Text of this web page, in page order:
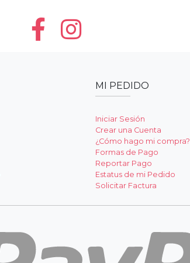
MI PEDIDO
Iniciar Sesión
Crear una Cuenta
¿Cómo hago mi compra?
Formas de Pago
Reportar Pago
Estatus de mi Pedido
Solicitar Factura